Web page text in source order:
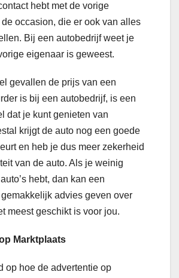
hebt met de vorige
occasion, die er ook van alles
Bij een autobedrijf weet je
eigenaar is geweest.
gevallen de prijs van een
is bij een autobedrijf, is een
dat je kunt genieten van
krijgt de auto nog een goede
en heb je dus meer zekerheid
van de auto. Als je weinig
hebt, dan kan een
advies geven over
meest geschikt is voor jou.
Marktplaats
op hoe de advertentie op